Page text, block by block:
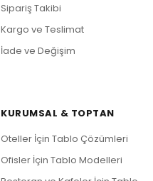
Sipariş Takibi
Kargo ve Teslimat
İade ve Değişim
KURUMSAL & TOPTAN
Oteller İçin Tablo Çözümleri
Ofisler İçin Tablo Modelleri